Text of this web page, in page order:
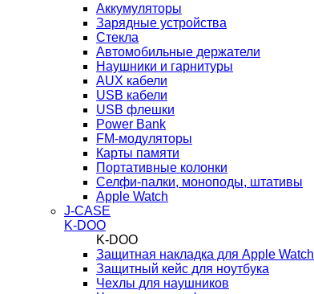
Аккумуляторы
Зарядные устройства
Стекла
Автомобильные держатели
Наушники и гарнитуры
AUX кабели
USB кабели
USB флешки
Power Bank
FM-модуляторы
Карты памяти
Портативные колонки
Селфи-палки, моноподы, штативы
Apple Watch
J-CASE
K-DOO
K-DOO
Защитная накладка для Apple Watch
Защитный кейс для ноутбука
Чехлы для наушников